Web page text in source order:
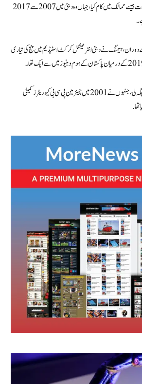
سعودی عرب اور متحدہ عرب امارات جیسے ممالک میں کام کیا، جہاں وہ دبئی میں 2007 سے 2017
ہیمنگ نے دبئی انٹرنیشنل کرکٹ اسٹیڈیم میں پچ کی تیاری
واضح رہے کہ ہیمنگ نے زاہد کی جگہ لی، جنہوں نے 2001 میں چیئرمین پی سی بی کیوریٹرز کمیٹی